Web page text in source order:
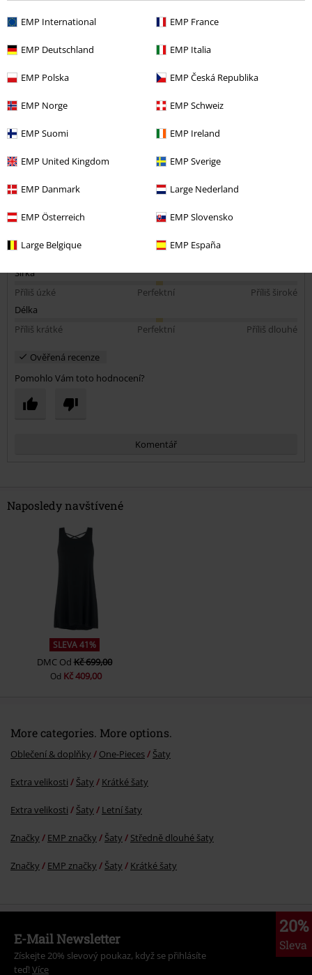
EMP International EMP France
EMP Deutschland EMP Italia
EMP Polska EMP Česká Republika
EMP Norge EMP Schweiz
EMP Suomi EMP Ireland
EMP United Kingdom EMP Sverige
EMP Danmark Large Nederland
EMP Österreich EMP Slovensko
Large Belgique EMP España
Paní
Design
Střih
Šířka
Příliš úzké
Perfektní
Příliš široké
Délka
Příliš krátké
Perfektní Příliš dlouhé
Ověřená recenze
Pomohlo Vám toto hodnocení?
Komentář
Odeslat komentář
Naposledy navštívené
SLEVA 41%
DMC OdKč 699,00
Od Kč 409,00
More categories. More options.
Oblečení & doplňky One-Pieces Šaty
Extra velikosti Šaty Krátké šaty
Extra velikosti Šaty Letní šaty
Značky EMP značky Šaty Středně dlouhé šaty
Značky EMP značky Šaty Krátké šaty
20%
Sleva
E-Mail Newsletter
Získejte 20% slevový poukaz, když se přihlásíte
teď! Více